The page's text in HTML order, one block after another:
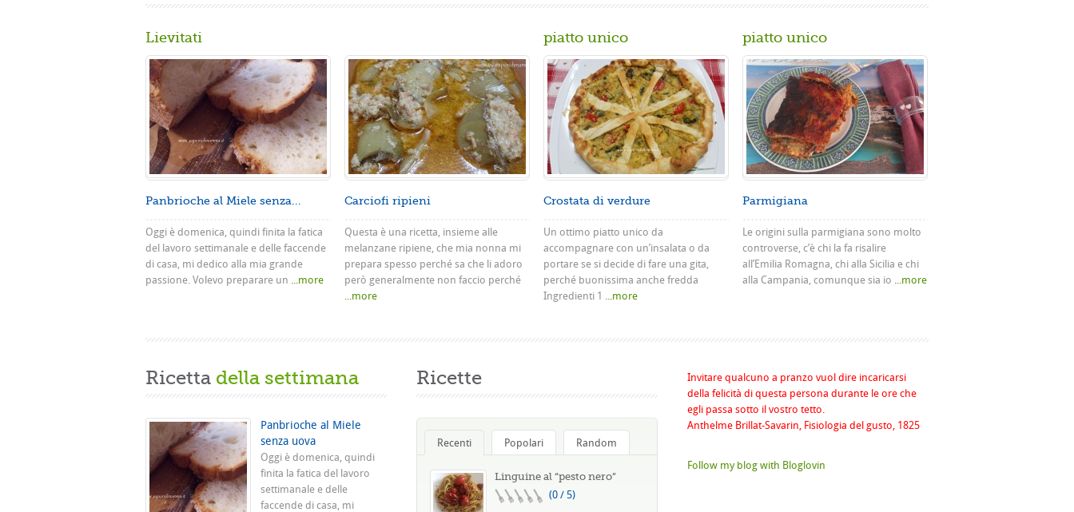
Lievitati
Panbrioche al Miele senza...
Oggi è domenica, quindi finita la fatica
del lavoro settimanale e delle faccende
di casa, mi dedico alla mia grande
passione. Volevo preparare un ...more
Carciofi ripieni
Questa è una ricetta, insieme alle
melanzane ripiene, che mia nonna mi
prepara spesso perché sa che li adoro
però generalmente non faccio perché
...more
piatto unico
Crostata di verdure
Un ottimo piatto unico da
accompagnare con un’insalata o da
portare se si decide di fare una gita,
perché buonissima anche fredda
Ingredienti 1 ...more
piatto unico
Parmigiana
Le origini sulla parmigiana sono molto
controverse, c’è chi la fa risalire
all’Emilia Romagna, chi alla Sicilia e chi
alla Campania, comunque sia io ...more
Ricetta della settimana
Panbrioche al Miele
senza uova
Oggi è domenica, quindi
finita la fatica del lavoro
settimanale e delle
faccende di casa, mi
Ricette
Recenti Popolari Random
Linguine al “pesto nero”
(0 / 5)
Invitare qualcuno a pranzo vuol dire incaricarsi
della felicità di questa persona durante le ore che
egli passa sotto il vostro tetto.
Anthelme Brillat-Savarin, Fisiologia del gusto, 1825
Follow my blog with Bloglovin